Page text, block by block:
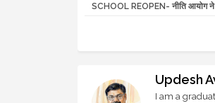
SCHOOL REOPEN- नीति आयोग ने
Updesh
I am a